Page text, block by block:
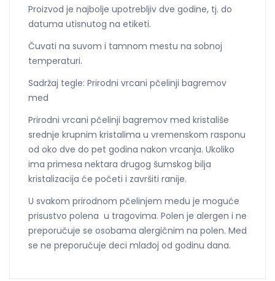
Proizvod je najbolje upotrebljiv dve godine, tj. do
datuma utisnutog na etiketi.
Čuvati na suvom i tamnom mestu na sobnoj
temperaturi.
Sadržaj tegle: Prirodni vrcani pčelinji bagremov
med
Prirodni vrcani pčelinji bagremov med kristališe
srednje krupnim kristalima u vremenskom rasponu
od oko dve do pet godina nakon vrcanja. Ukoliko
ima primesa nektara drugog šumskog bilja
kristalizacija će početi i završiti ranije.
U svakom prirodnom pčelinjem medu je moguće
prisustvo polena u tragovima. Polen je alergen i ne
preporučuje se osobama alergičnim na polen. Med
se ne preporučuje deci mlađoj od godinu dana.